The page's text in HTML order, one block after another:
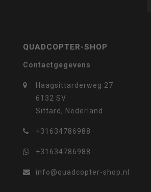
te
gaan.
QUADCOPTER-SHOP
Contactgegevens
Haagsittarderweg 27
6132 SV
Sittard, Nederland
+31634786988
+31634786988
info@quadcopter-shop.nl